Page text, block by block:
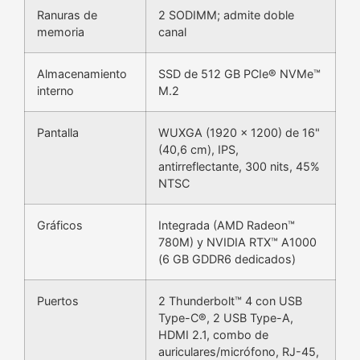
Ranuras de
memoria
2 SODIMM; admite doble
canal
Almacenamiento
interno
SSD de 512 GB PCIe® NVMe™
M.2
Pantalla
WUXGA (1920 x 1200) de 16"
(40,6 cm), IPS,
antirreflectante, 300 nits, 45%
NTSC
Gráficos
Integrada (AMD Radeon™
780M) y NVIDIA RTX™ A1000
(6 GB GDDR6 dedicados)
Puertos
2 Thunderbolt™ 4 con USB
Type-C®, 2 USB Type-A,
HDMI 2.1, combo de
auriculares/micrófono, RJ-45,